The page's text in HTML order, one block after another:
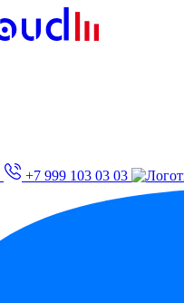
+7 999 103 03 03